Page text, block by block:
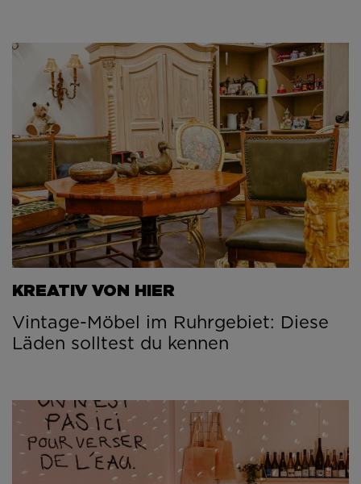
KREATIV VON HIER
Vintage-Möbel im Ruhrgebiet: Diese
Läden solltest du kennen